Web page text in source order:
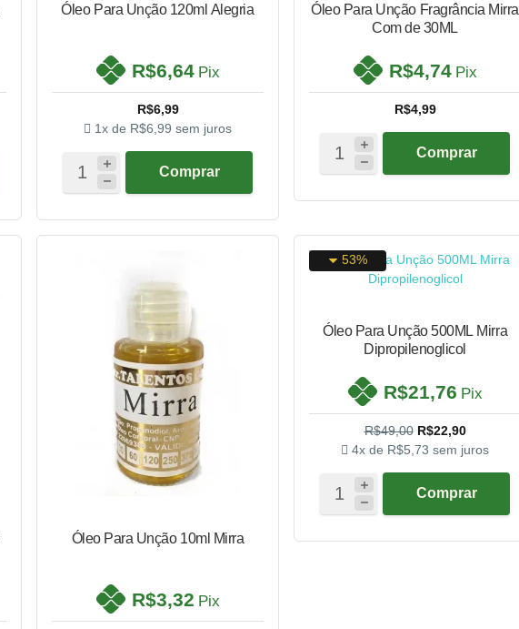
Óleo Para Unção 120ml Alegria
R$6,64 Pix
R$6,99
1x de R$6,99 sem juros
Comprar
Óleo Para Unção Fragrância Mirra
Com de 30ML
R$4,74 Pix
R$4,99
Comprar
Óleo Para Unção 10ml Mirra
R$3,32 Pix
53%
Óleo Para Unção 500ML Mirra
Dipropilenoglicol
R$21,76 Pix
R$49,00 R$22,90
4x de R$5,73 sem juros
Comprar